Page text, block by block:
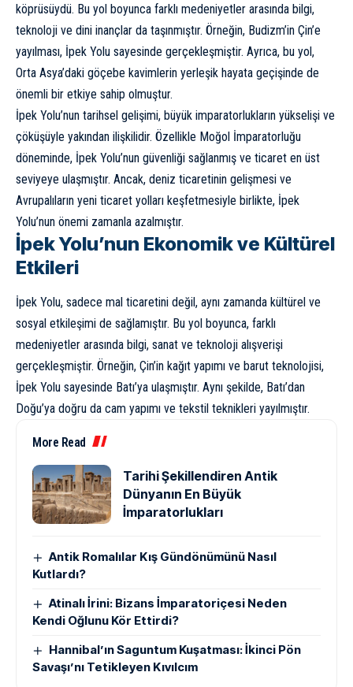
köprüsüydü. Bu yol boyunca farklı medeniyetler arasında bilgi,
teknoloji ve dini inançlar da taşınmıştır. Örneğin, Budizm’in Çin’e
yayılması, İpek Yolu sayesinde gerçekleşmiştir. Ayrıca, bu yol,
Orta Asya’daki göçebe kavimlerin yerleşik hayata geçişinde de
önemli bir etkiye sahip olmuştur.
İpek Yolu’nun tarihsel gelişimi, büyük imparatorlukların yükselişi ve
çöküşüyle yakından ilişkilidir. Özellikle Moğol İmparatorluğu
döneminde, İpek Yolu’nun güvenliği sağlanmış ve ticaret en üst
seviyeye ulaşmıştır. Ancak, deniz ticaretinin gelişmesi ve
Avrupalıların yeni ticaret yolları keşfetmesiyle birlikte, İpek
Yolu’nun önemi zamanla azalmıştır.
İpek Yolu’nun Ekonomik ve Kültürel
Etkileri
İpek Yolu, sadece mal ticaretini değil, aynı zamanda kültürel ve
sosyal etkileşimi de sağlamıştır. Bu yol boyunca, farklı
medeniyetler arasında bilgi, sanat ve teknoloji alışverişi
gerçekleşmiştir. Örneğin, Çin’in kağıt yapımı ve barut teknolojisi,
İpek Yolu sayesinde Batı’ya ulaşmıştır. Aynı şekilde, Batı’dan
Doğu’ya doğru da cam yapımı ve tekstil teknikleri yayılmıştır.
More Read
Tarihi Şekillendiren Antik
Dünyanın En Büyük
İmparatorlukları
Antik Romalılar Kış Gündönümünü Nasıl
Kutlardı?
Atinalı İrini: Bizans İmparatoriçesi Neden
Kendi Oğlunu Kör Ettirdi?
Hannibal’ın Saguntum Kuşatması: İkinci Pön
Savaşı’nı Tetikleyen Kıvılcım